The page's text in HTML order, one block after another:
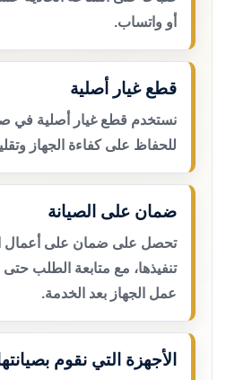
أو واتساب.
قطع غيار أصلية
نستخدم قطع غيار أصلية في
للحفاظ على كفاءة الجهاز
ضمان على الصيانة
تحصل على ضمان على أعمال
تنفيذها، مع متابعة الطلب حتى
عمل الجهاز بعد الخدمة.
الأجهزة التي نقوم